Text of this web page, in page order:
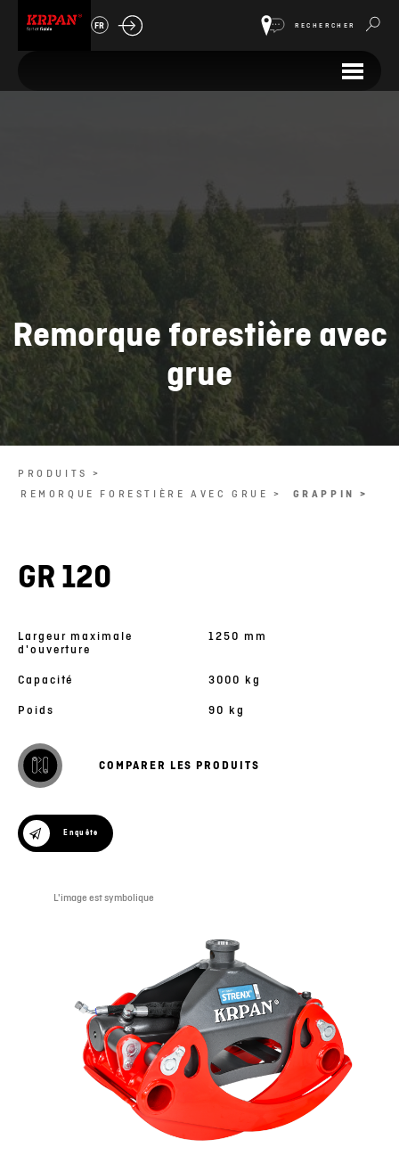
FR RECHERCHER
Remorque forestière avec
grue
PRODUITS >
REMORQUE FORESTIÈRE AVEC GRUE >
GRAPPIN >
L'image est symbolique
GR 120
Largeur maximale
d'ouverture
1250 mm
Capacité
3000 kg
Poids
90 kg
COMPARER LES PRODUITS
Enquête